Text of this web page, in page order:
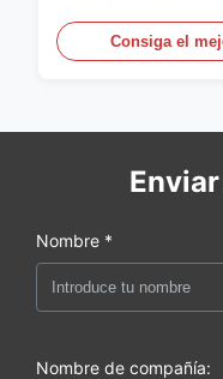
Consiga el
Nombre *
Nombre de compañía: